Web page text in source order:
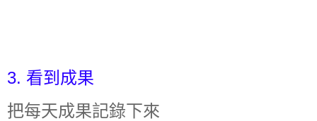
3. 看到成果
把每天成果記錄下來